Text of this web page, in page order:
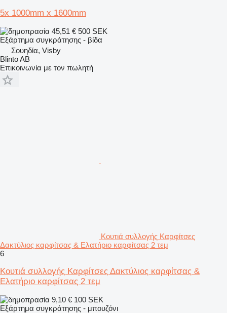
5x 1000mm x 1600mm
45,51 € 500 SEK
Εξάρτημα συγκράτησης - βίδα
Σουηδία, Visby
Blinto AB
Επικοινωνία με τον πωλητή
Κουτιά συλλογής Καρφίτσες
Δακτύλιος καρφίτσας & Ελατήριο καρφίτσας 2 τεμ
6
Κουτιά συλλογής Καρφίτσες Δακτύλιος καρφίτσας &
Ελατήριο καρφίτσας 2 τεμ
9,10 € 100 SEK
Εξάρτημα συγκράτησης - μπουζόνι